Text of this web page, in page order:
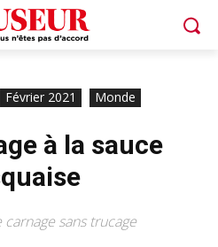
Février 2021 Monde
à la sauce
sans trucage